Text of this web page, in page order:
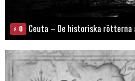
0 Ceuta – De historiska rötterna